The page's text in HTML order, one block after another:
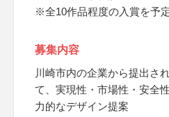
※全10作品程度の入賞を予
募集内容
川崎市内の企業から提出さ
て、実現性・市場性・安全
力的なデザイン提案